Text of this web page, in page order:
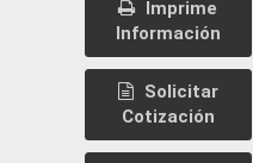
Imprime
Información
Solicitar
Cotización